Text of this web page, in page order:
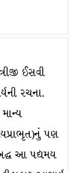
ઈસવી
રચના.
પણ
આ પદ્યમય